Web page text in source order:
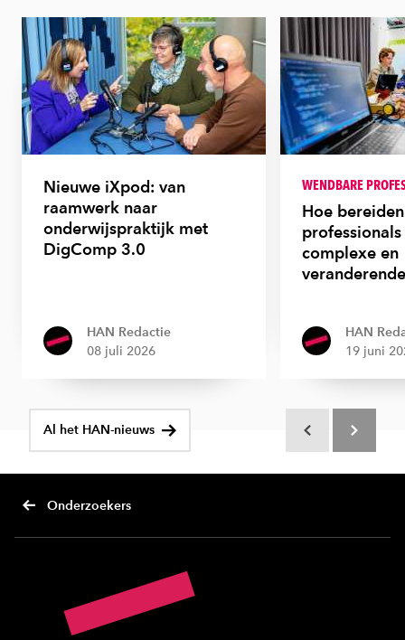
Nieuwe iXpod: van
raamwerk naar
onderwijspraktijk met
DigComp 3.0
HAN Redactie
08 juli 2026
WENDBARE
Hoe
complexe en
HAN
19 juni
Al het HAN-nieuws
Onderzoekers